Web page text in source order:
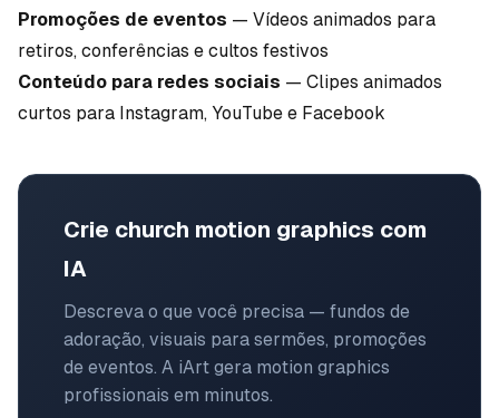
Promoções de eventos — Vídeos animados para
retiros, conferências e cultos festivos
Conteúdo para redes sociais — Clipes animados
curtos para Instagram, YouTube e Facebook
Crie church motion graphics com
IA
Descreva o que você precisa — fundos de
adoração, visuais para sermões, promoções
de eventos. A iArt gera motion graphics
profissionais em minutos.